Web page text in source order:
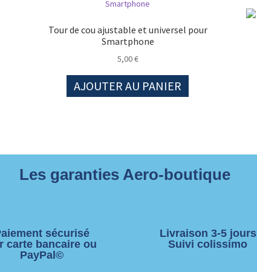
Tour de cou ajustable et universel pour
Smartphone
5,00€
AJOUTER AU PANIER
Les garanties Aero-boutique
sécurisé
carte bancaire ou
PayPal©
Livraison 3-5 jours
Suivi colissimo